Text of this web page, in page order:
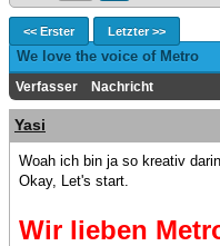
<< Erster Letzter >>
We love the voice of Metro
Verfasser Nachricht
Yasi
Woah ich bin ja so kreativ
Okay, Let's start.
Wir lieben